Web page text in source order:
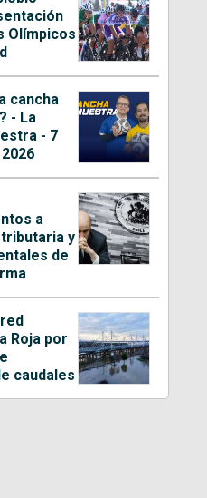
Olímpicos
cancha
- La
- 7
a
y
de
Roja por
caudales